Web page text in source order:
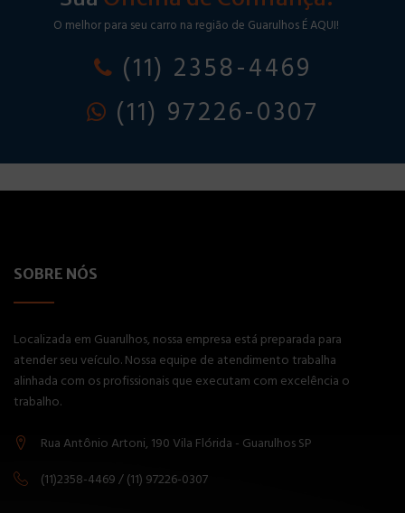
O melhor para seu carro na região de Guarulhos É AQUI!
(11) 2358-4469
(11) 97226-0307
SOBRE NÓS
Localizada em Guarulhos, nossa empresa está preparada para
atender seu veículo. Nossa equipe de atendimento trabalha
alinhada com os profissionais que executam com excelência o
trabalho.
Rua Antônio Artoni, 190 Vila Flórida - Guarulhos SP
(11)2358-4469 / (11) 97226-0307